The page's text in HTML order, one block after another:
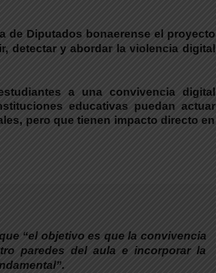
de Diputados bonaerense el proyecto
detectar y abordar la violencia digital
a una convivencia digital
educativas puedan actuar
pero que tienen impacto directo en
“el objetivo es que la convivencia
paredes del aula e incorporar la